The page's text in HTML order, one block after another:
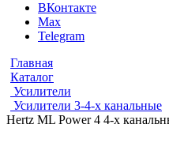
ВКонтакте
Max
Telegram
Главная
Каталог
Усилители
Усилители 3-4-х канальные
Hertz ML Power 4 4-х